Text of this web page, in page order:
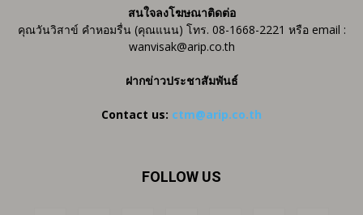
สนใจลงโฆษณาติดต่อ
คุณวันวิสาข์ คำหอมรื่น (คุณแนน) โทร. 08-1668-2221 หรือ email :
wanvisak@arip.co.th
ฝากข่าวประชาสัมพันธ์
Contact us: ctm@arip.co.th
FOLLOW US